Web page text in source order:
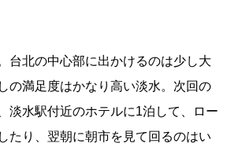
台北の中心部に出かけるのは少し大
の満足度はかなり高い淡水。次回の
淡水駅付近のホテルに1泊して、ロー
たり、翌朝に朝市を見て回るのはい